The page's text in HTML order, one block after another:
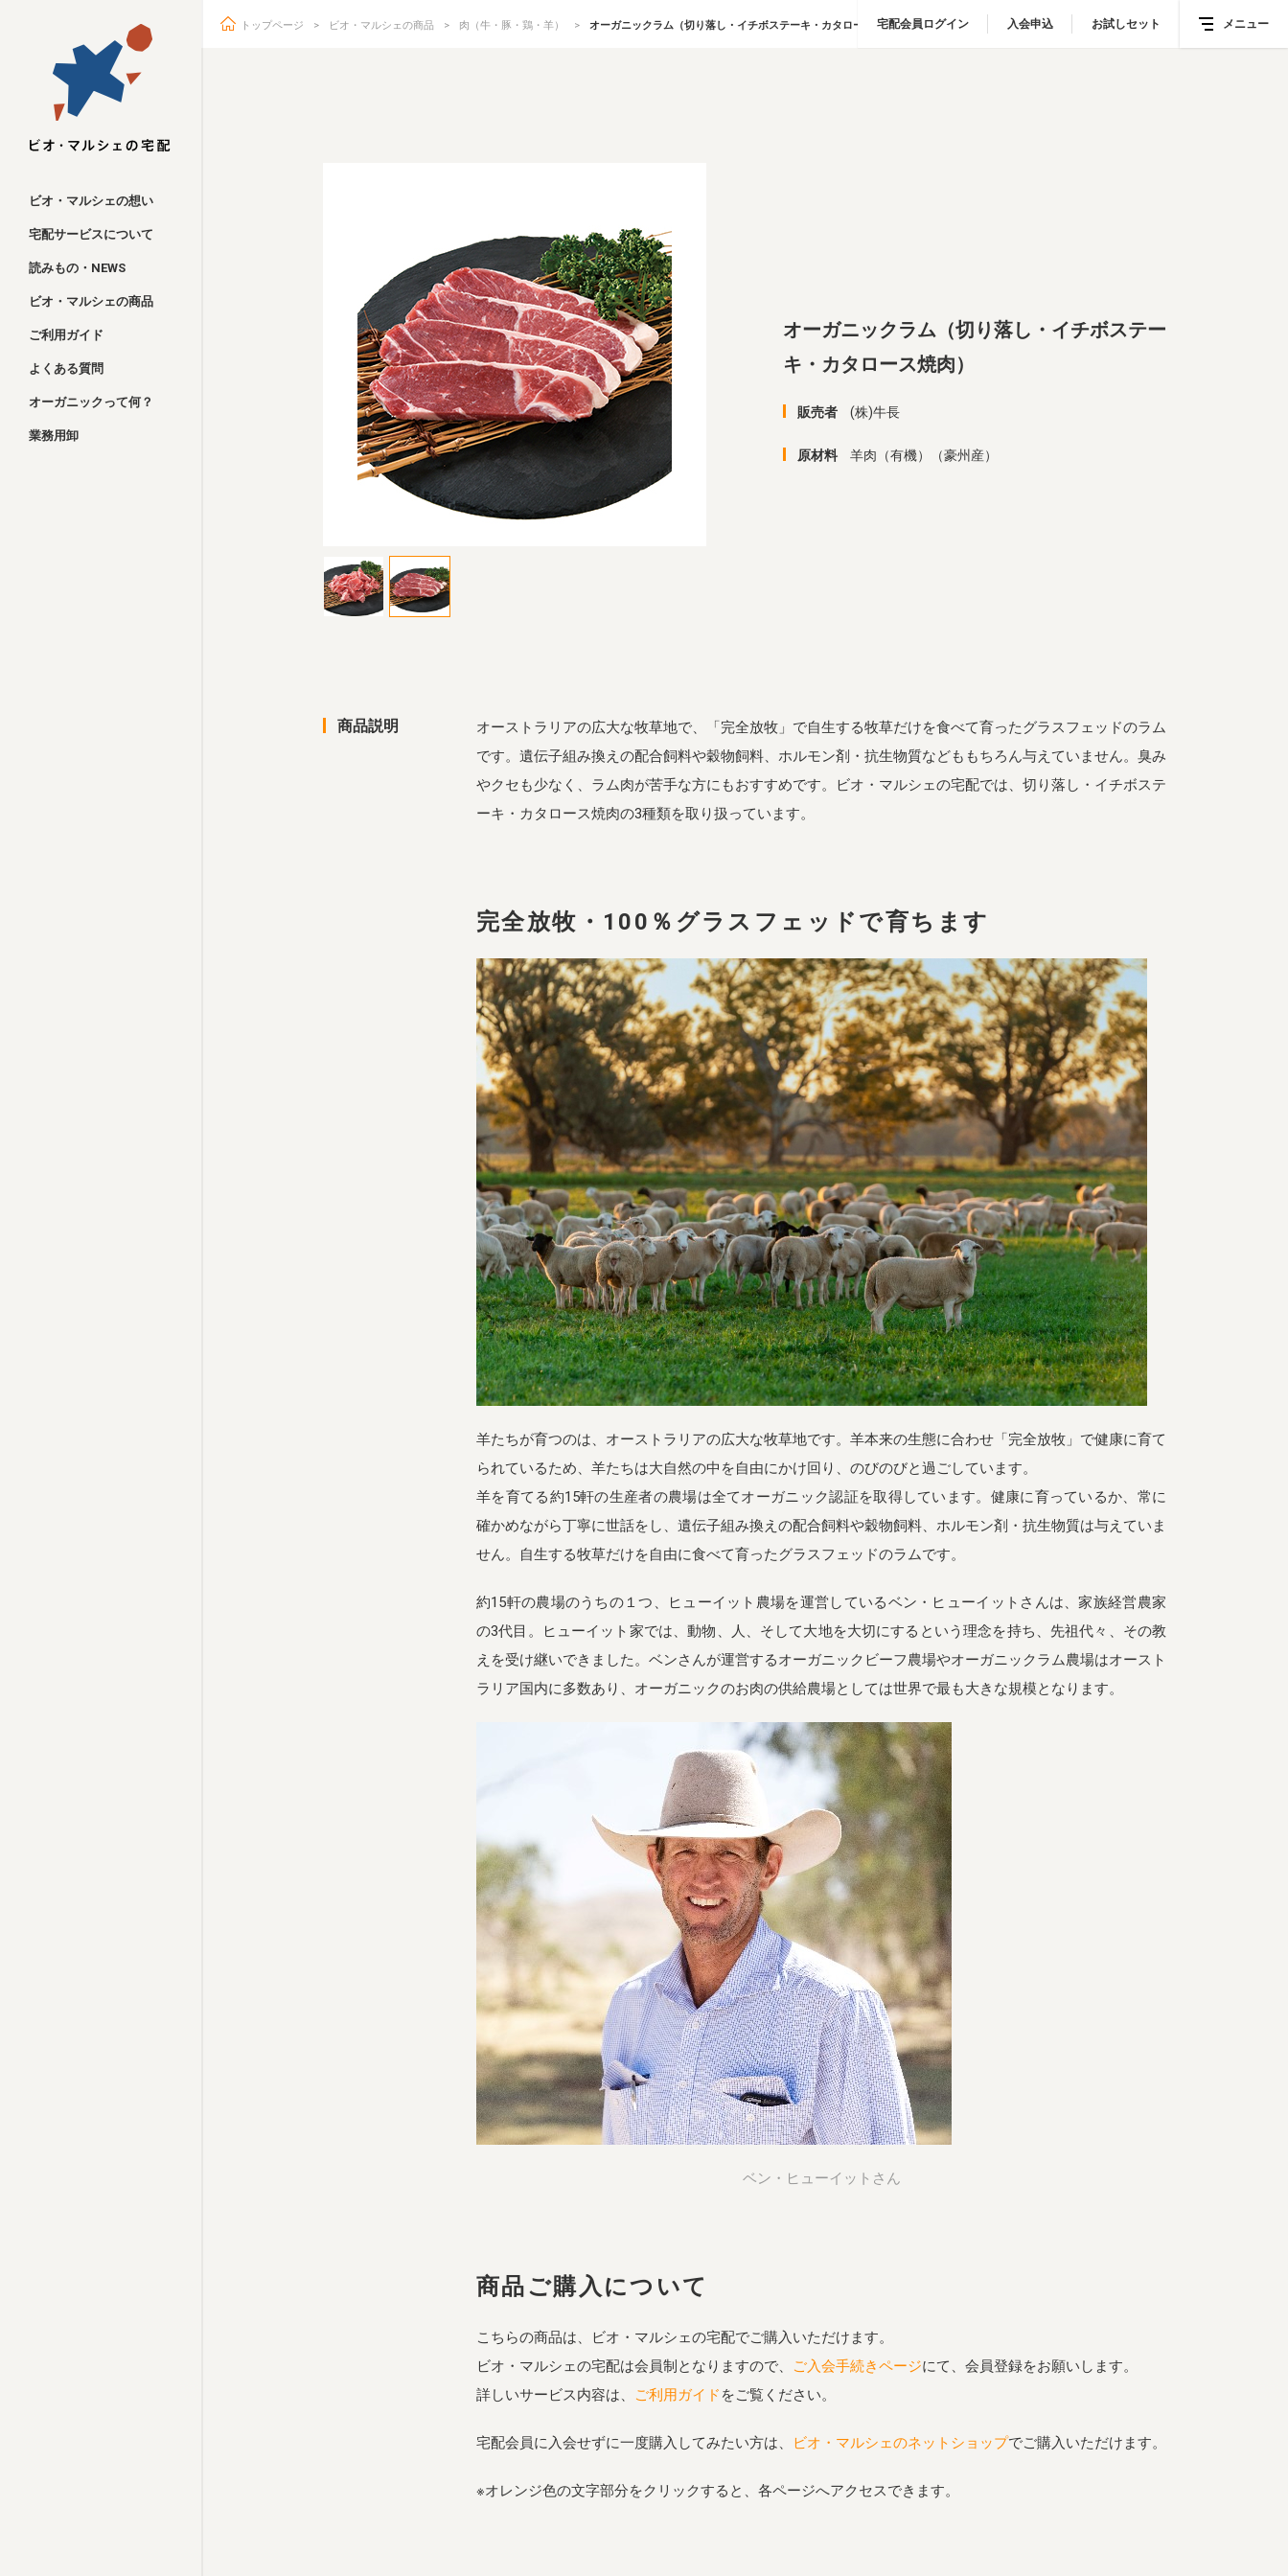
ビオ・マルシェ
ビオ・マルシェの想い
宅配サービスについて
読みもの・NEWS
ビオ・マルシェの商品
ご利用ガイド
よくある質問
オーガニックって何？
業務用卸
宅配会員ログイン 入会申込 お試しセット メニュー
宅配会員ログイン 入会申込 お試しセット メニュー
宅配サービス紹介
トップページ
宅配サービスについて
トップページ ビオ・マルシェの商品 肉（牛・豚・鶏・羊） オーガニックラム（切り落し・イチボステーキ・カタロース焼肉）
オーガニックラム（切り落し・イチボステー
キ・カタロース焼肉）
販売者 (株)牛長
原材料 羊肉（有機）（豪州産）
商品説明
オーストラリアの広大な牧草地で、「完全放牧」で自生する牧草だけを食べて育ったグラスフェッドのラム
です。遺伝子組み換えの配合飼料や穀物飼料、ホルモン剤・抗生物質などももちろん与えていません。臭み
やクセも少なく、ラム肉が苦手な方にもおすすめです。ビオ・マルシェの宅配では、切り落し・イチボステ
ーキ・カタロース焼肉の3種類を取り扱っています。
完全放牧・100％グラスフェッドで育ちます
羊たちが育つのは、オーストラリアの広大な牧草地です。羊本来の生態に合わせ「完全放牧」で健康に育て
られているため、羊たちは大自然の中を自由にかけ回り、のびのびと過ごしています。
羊を育てる約15軒の生産者の農場は全てオーガニック認証を取得しています。健康に育っているか、常に
確かめながら丁寧に世話をし、遺伝子組み換えの配合飼料や穀物飼料、ホルモン剤・抗生物質は与えていま
せん。自生する牧草だけを自由に食べて育ったグラスフェッドのラムです。
約15軒の農場のうちの１つ、ヒューイット農場を運営しているベン・ヒューイットさんは、家族経営農家
の3代目。ヒューイット家では、動物、人、そして大地を大切にするという理念を持ち、先祖代々、その教
えを受け継いできました。ベンさんが運営するオーガニックビーフ農場やオーガニックラム農場はオースト
ラリア国内に多数あり、オーガニックのお肉の供給農場としては世界で最も大きな規模となります。
ベン・ヒューイットさん
商品ご購入について
こちらの商品は、ビオ・マルシェの宅配でご購入いただけます。
ビオ・マルシェの宅配は会員制となりますので、
ご入会手続きページにて、会員登録をお願いします。
詳しいサービス内容は、
ご利用ガイド をご覧ください。
宅配会員に入会せずに一度購入してみたい方は、 ビオ・マルシェのネットショップでご購入いただけます。
※オレンジ色の文字部分をクリックすると、各ページへアクセスできます。